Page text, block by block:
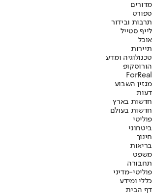
מדורים
ספורט
תרבות ובידור
לייף סטייל
אוכל
תיירות
טכנולוגיה ומדע
הורוסקופ
ForReal
מגזין השבוע
דעות
חדשות בארץ
חדשות בעולם
פוליטי
ביטחוני
חינוך
בריאות
משפט
תחבורה
פוליטי-מדיני
כללי ומידע
דף הבית